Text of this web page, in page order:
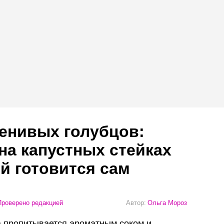
голубцов:
капустных стейках
готовится сам
редакцией Автор: Ольга Мороз